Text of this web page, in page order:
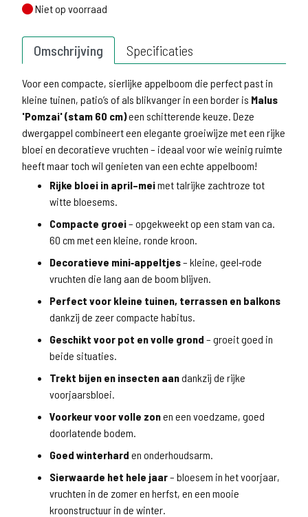
Niet op voorraad
Niet op voorraad
Omschrijving Specificaties
Voor een compacte, sierlijke appelboom die perfect past in
kleine tuinen, patio’s of als blikvanger in een border is Malus
'Pomzai' (stam 60 cm)een schitterende keuze. Deze
dwergappel combineert een elegante groeiwijze met een rijke
bloei en decoratieve vruchten – ideaal voor wie weinig ruimte
heeft maar toch wil genieten van een echte appelboom!
Rijke bloei in april–meimet talrijke zachtroze tot
witte bloesems.
Compacte groei– opgekweekt op een stam van ca.
60 cm met een kleine, ronde kroon.
Decoratieve mini‑appeltjes– kleine, geel‑rode
vruchten die lang aan de boom blijven.
Perfect voor kleine tuinen, terrassen en balkons
dankzij de zeer compacte habitus.
Geschikt voor pot en volle grond – groeit goed in
beide situaties.
Trekt bijen en insecten aandankzij de rijke
voorjaarsbloei.
Voorkeur voor volle zonen een voedzame, goed
doorlatende bodem.
Goed winterhard en onderhoudsarm.
Sierwaarde het hele jaar– bloesem in het voorjaar,
vruchten in de zomer en herfst, en een mooie
kroonstructuur in de winter.